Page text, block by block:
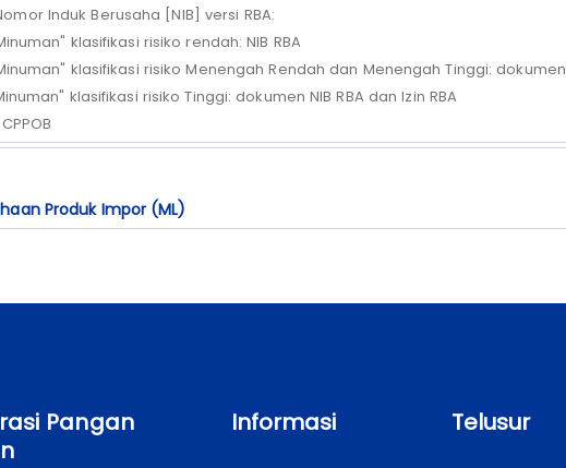
serta pelayanan publik ada disini.
Induk Berusaha [NIB] versi RBA:
" klasifikasi risiko rendah: NIB RBA
" klasifikasi risiko Menengah Rendah dan Menengah Tinggi: dokumen
" klasifikasi risiko Tinggi: dokumen NIB RBA dan Izin RBA
CPPOB
Produk Impor (ML)
Pangan
Informasi Telusur